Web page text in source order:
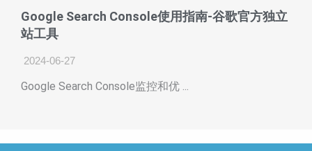
Google Search Console使用指南-谷歌官方独立
站工具
2024-06-27
Google Search Console监控和优 ...